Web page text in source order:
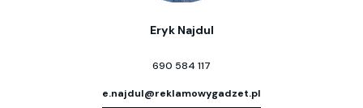
Eryk Najdul
690 584 117
e.najdul@reklamowygadzet.pl